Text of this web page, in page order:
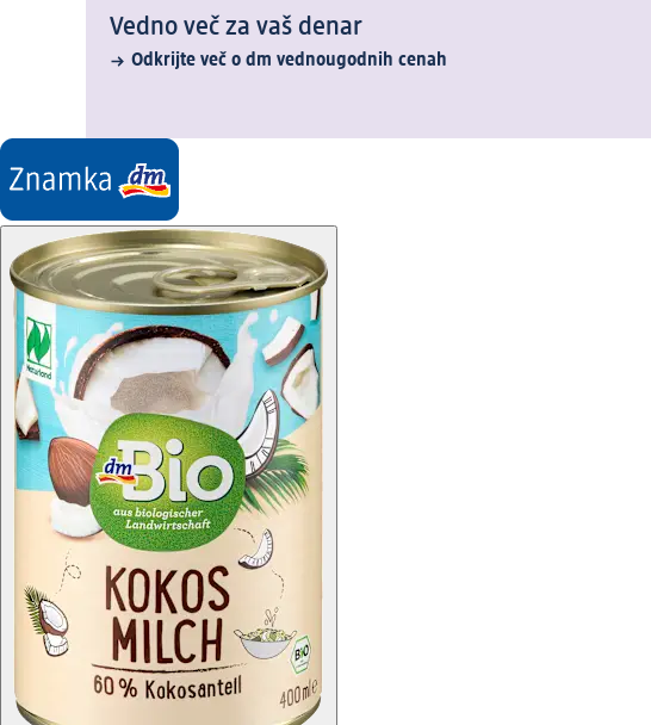
Vedno več za vaš denar
Odkrijte več o dm vednougodnih cenah